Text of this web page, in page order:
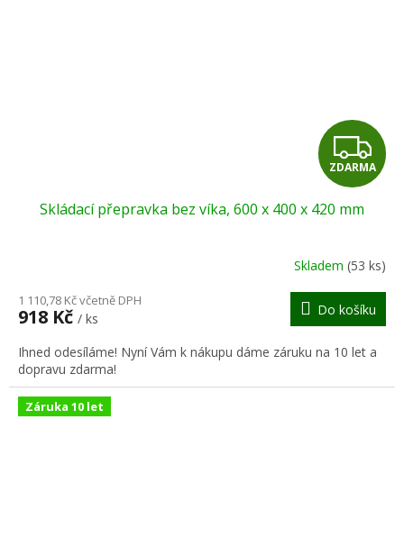
Z
D
R
M
A
ZDARMA
Skládací přepravka bez víka, 600 x 400 x 420 mm
Skladem (53 ks)
1 110,78 Kč včetně DPH
918 Kč / ks
Do košíku
Ihned odesíláme! Nyní Vám k nákupu dáme záruku na 10 let a
dopravu zdarma!
Záruka 10 let